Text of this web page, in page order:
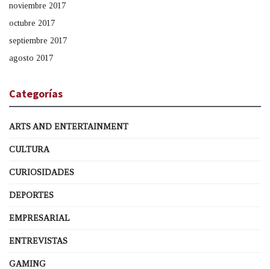
noviembre 2017
octubre 2017
septiembre 2017
agosto 2017
Categorías
ARTS AND ENTERTAINMENT
CULTURA
CURIOSIDADES
DEPORTES
EMPRESARIAL
ENTREVISTAS
GAMING